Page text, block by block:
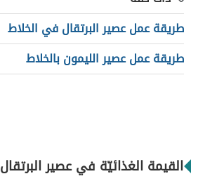
طريقة عمل عصير البرتقال في الخلاط
طريقة عمل عصير الليمون بالخلاط
القيمة الغذائيّة في عصير البرتقال